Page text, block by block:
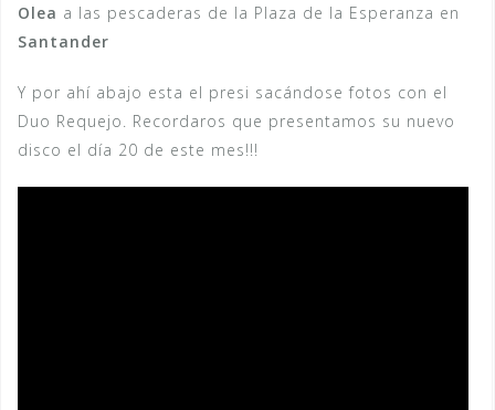
Olea a las pescaderas de la Plaza de la Esperanza en
Santander
Y por ahí abajo esta el presi sacándose fotos con el
Duo Requejo. Recordaros que presentamos su nuevo
disco el día 20 de este mes!!!